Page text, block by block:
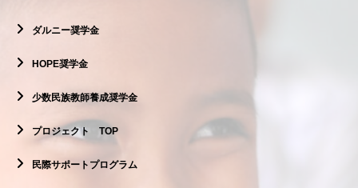
ダルニー奨学金
HOPE奨学金
少数民族教師養成奨学金
プロジェクト TOP
民際サポートプログラム